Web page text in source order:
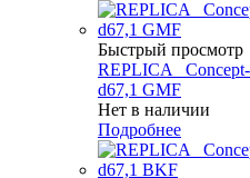
Быстрый просмотр
REPLICA
d67,1 GMF
Нет в наличии
Подробнее